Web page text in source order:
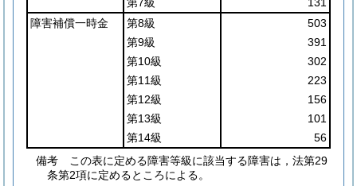
障害補償一時金
第8級
503
第9級
391
第10級
302
第11級
223
第12級
156
第13級
101
第14級
56
備考 この表に定める障害等級に該当する障害は，法第29
条第2項に定めるところによる。